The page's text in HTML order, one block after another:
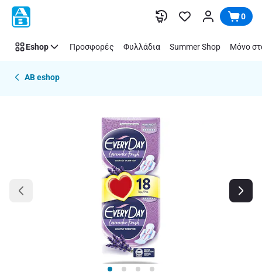
Παράλειψη 0
Eshop Προσφορές Φυλλάδια Summer Shop Μόνο
AB eshop